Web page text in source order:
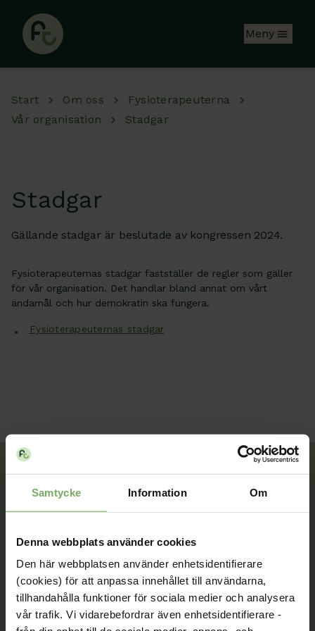
Samtycke Information Om
Denna webbplats använder cookies
Den här webbplatsen använder enhetsidentifierare
(cookies) för att anpassa innehållet till användarna,
tillhandahålla funktioner för sociala medier och analysera
vår trafik. Vi vidarebefordrar även enhetsidentifierare -
Meny
Start Om oss
Fysioterapeuterna
Vår organisation
Stadgar
Stadgar
Gällande stadgar är beslutade av kongressen 2024.
Fysioterapeuternas stadgar fastställer de regler som gäller
för vår organisation. Det handlar bland annat om vårt
ändamål och hur demokratin ska fungera.
Fysioterapeuternas stadgar
Kontakt